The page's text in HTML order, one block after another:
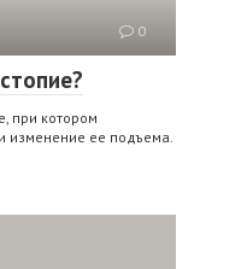
0
при котором
изменение ее подъема.